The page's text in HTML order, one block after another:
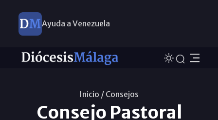
Ayuda a Venezuela
Inicio / Consejos
Consejo Pastoral